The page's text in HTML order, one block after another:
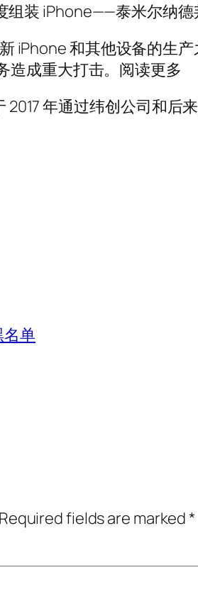
组装 iPhone——泰米尔纳
iPhone 和其他设备的生
造成重大打击。阅读更多
2017 年通过纬创公司和
单
Required fields are marked*